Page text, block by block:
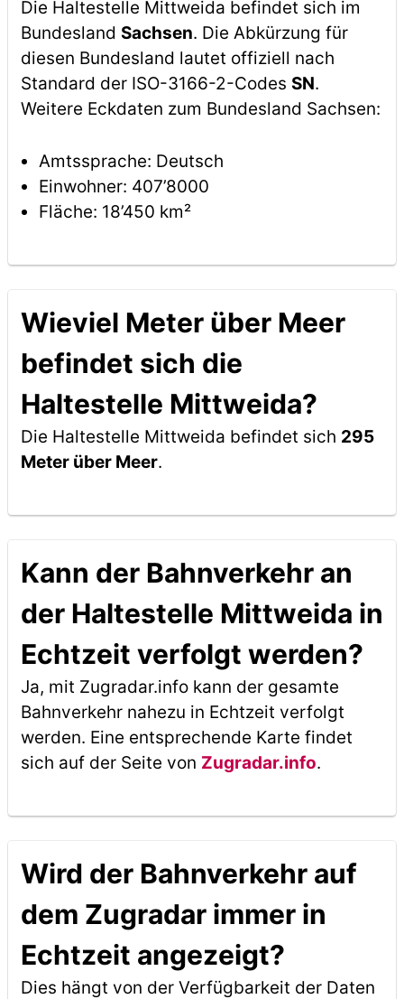
Die Haltestelle Mittweida befindet sich im
Bundesland Sachsen. Die Abkürzung für
diesen Bundesland lautet offiziell nach
Standard der ISO-3166-2-Codes SN.
Weitere Eckdaten zum Bundesland Sachsen:
Amtssprache: Deutsch
Einwohner: 407’8000
Fläche: 18’450 km²
Wieviel Meter über Meer
befindet sich die
Haltestelle Mittweida?
Die Haltestelle Mittweida befindet sich 295
Meter über Meer.
Kann der Bahnverkehr an
der Haltestelle Mittweida in
Echtzeit verfolgt werden?
Ja, mit Zugradar.info kann der gesamte
Bahnverkehr nahezu in Echtzeit verfolgt
werden. Eine entsprechende Karte findet
sich auf der Seite von Zugradar.info.
Wird der Bahnverkehr auf
dem Zugradar immer in
Echtzeit angezeigt?
Dies hängt von der Verfügbarkeit der Daten